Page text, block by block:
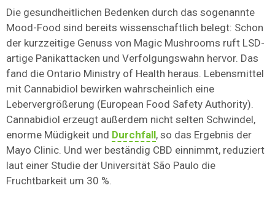
Die gesundheitlichen Bedenken durch das sogenannte
Mood-Food sind bereits wissenschaftlich belegt: Schon
der kurzzeitige Genuss von Magic Mushrooms ruft LSD-
artige Panikattacken und Verfolgungswahn hervor. Das
fand die Ontario Ministry of Health heraus. Lebensmittel
mit Cannabidiol bewirken wahrscheinlich eine
Lebervergrößerung (European Food Safety Authority).
Cannabidiol erzeugt außerdem nicht selten Schwindel,
enorme Müdigkeit und Durchfall, so das Ergebnis der
Mayo Clinic. Und wer beständig CBD einnimmt, reduziert
laut einer Studie der Universität São Paulo die
Fruchtbarkeit um 30 %.